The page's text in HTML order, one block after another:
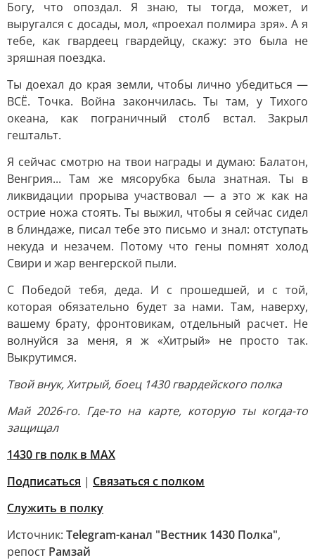
Богу, что опоздал. Я знаю, ты тогда, может, и
выругался с досады, мол, «проехал полмира зря». А я
тебе, как гвардеец гвардейцу, скажу: это была не
зряшная поездка.
Ты доехал до края земли, чтобы лично убедиться —
ВСЁ. Точка. Война закончилась. Ты там, у Тихого
океана, как пограничный столб встал. Закрыл
гештальт.
Я сейчас смотрю на твои награды и думаю: Балатон,
Венгрия... Там же мясорубка была знатная. Ты в
ликвидации прорыва участвовал — а это ж как на
острие ножа стоять. Ты выжил, чтобы я сейчас сидел
в блиндаже, писал тебе это письмо и знал: отступать
некуда и незачем. Потому что гены помнят холод
Свири и жар венгерской пыли.
С Победой тебя, деда. И с прошедшей, и с той,
которая обязательно будет за нами. Там, наверху,
вашему брату, фронтовикам, отдельный расчет. Не
волнуйся за меня, я ж «Хитрый» не просто так.
Выкрутимся.
Твой внук, Хитрый, боец 1430 гвардейского полка
Май 2026-го. Где-то на карте, которую ты когда-то
защищал
1430 гв полк в MAX
Подписаться | Связаться с полком
Служить в полку
Источник: Telegram-канал "Вестник 1430 Полка",
репост Рамзай